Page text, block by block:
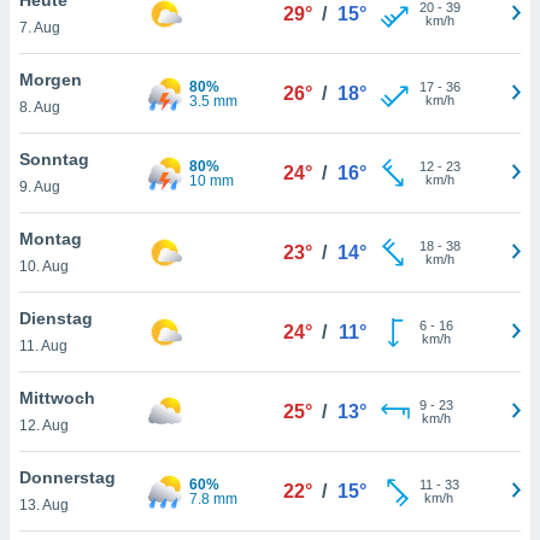
oder
Partner
es uns
das
der
Profil zu
Ihnen
finden
. Sie
jederzeit
Rand
7. Aug
29° / 15° 20- 39
km/h
Morgen
8. Aug
80%
3.5 mm
26° / 18° 17- 36
km/h
Sonntag
9. Aug
80%
10 mm
24° / 16° 12- 23
km/h
Montag
10. Aug
23° / 14° 18- 38
km/h
Dienstag
11. Aug
24° / 11° 6- 16
km/h
Mittwoch
12. Aug
25° / 13° 9- 23
km/h
Donnerstag
13. Aug
60%
7.8 mm
22° / 15° 11 - 33
km/h